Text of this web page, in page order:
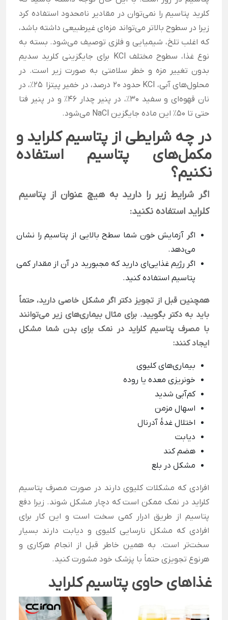
کلرید پتاسیم را نمی‌توان در مقادیر نامحدود استفاده کرد
زیرا در سطوح بالاتر می‌تواند مزه‌ای غیرطبیعی داشته باشد،
که اغلب تلخ، شیمیایی و فلزی توصیف می‌شود. بسته به
نوع غذا، سطوح مختلف KCl برای جایگزینی کلرید سدیم
بدون تغییر مزه و خطر سلامتی به صورت زیر است. در
محلول‌های آبی، KCl حدود 20 درصد، در خمیر پیتزا 25٪، در
نان قهوه‌ای و سفید 30٪، در پنیر چدار 46٪ و در پنیر فتا
حتی تا 50٪ این ماده جایگزین NaCl می‌شود.
در چه شرایطی از پتاسیم کلراید و
مکمل‌های پتاسیم استفاده
نکنیم؟
اگر شرایط زیر را دارید به هیچ عنوان از پتاسیم
کلراید استفاده نکنید:
اگر آزمایش خون شما سطح بالایی از پتاسیم را نشان
می‌دهد.
اگر رژیم غذایی‌ای دارید که مجبورید در آن از مقدار کمی
پتاسیم استفاده کنید.
همچنین قبل از تجویز دکتر اگر مشکل خاصی دارید، حتماً
باید به دکتر بگویید. برای مثال بیماری‌های زیر می‌توانند
با مصرف پتاسیم کلراید در نمک برای بدن شما مشکل
ایجاد کنند:
بیماری‌های کلیوی
خونریزی معده یا روده
کم‌آبی شدید
اسهال مزمن
اختلال غدۀ آدرنال
دیابت
هضم کند
مشکل در بلع
افرادی که مشکلات کلیوی دارند در صورت مصرف پتاسیم
کلراید در نمک ممکن است که دچار مشکل شوند. زیرا دفع
پتاسیم از طریق ادرار کمی سخت است و این کار برای
افرادی که مشکل نارسایی کلیوی و دیابت دارند بسیار
سخت‌تر است. به همین خاطر قبل از انجام هرکاری و
هرنوع تجویزی حتماً با پزشک خود مشورت کنید.
غذاهای حاوی پتاسیم کلراید